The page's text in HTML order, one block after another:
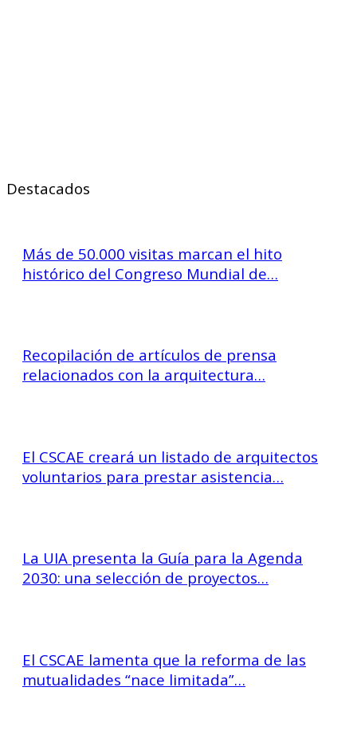
Destacados
Más de 50.000 visitas marcan el hito
histórico del Congreso Mundial de…
Recopilación de artículos de prensa
relacionados con la arquitectura…
El CSCAE creará un listado de arquitectos
voluntarios para prestar asistencia…
La UIA presenta la Guía para la Agenda
2030: una selección de proyectos…
El CSCAE lamenta que la reforma de las
mutualidades “nace limitada”…